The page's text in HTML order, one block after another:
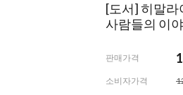
[도서] 히말라
사람들의 이
판매가격
소비자가격